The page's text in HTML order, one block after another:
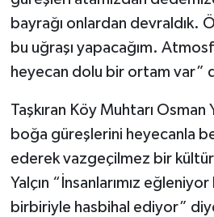
bayrağı onlardan devraldık.
bu uğraşı yapacağım.
heyecan dolu bir ortam var”
Taşkıran Köy Muhtarı Osman
boğa güreşlerini heyecanla
ederek vazgeçilmez bir
Yalçın “İnsanlarımız eğleniyor
birbiriyle hasbihal ediyor”